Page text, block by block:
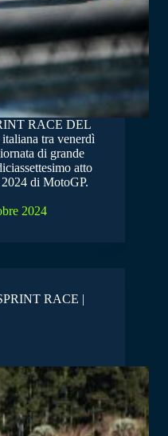
RACE DEL
tra venerdì
di grande
atto
di MotoGP.
2024
RACE |